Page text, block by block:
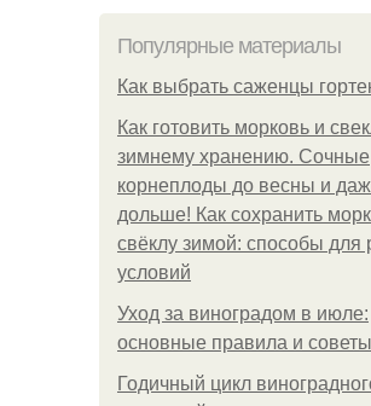
Популярные материалы
Как выбрать саженцы
Как готовить морковь и
зимнему хранению. Сочные
корнеплоды до весны и
дольше! Как сохранить
свёклу зимой: способы для
условий
Уход за виноградом в июле:
основные правила и советы
Годичный цикл